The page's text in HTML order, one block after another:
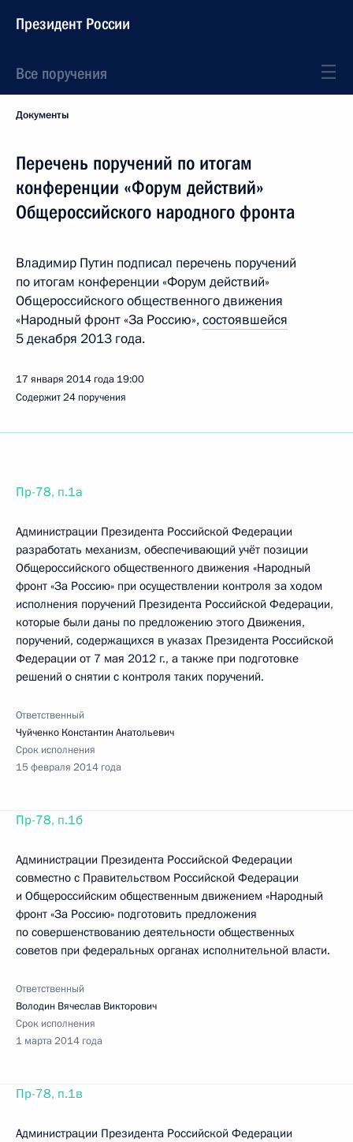
Президент России
Все поручения
Документы
Перечень поручений по итогам
конференции «Форум действий»
Общероссийского народного фронта
Владимир Путин подписал перечень поручений
по итогам конференции «Форум действий»
Общероссийского общественного движения
«Народный фронт «За Россию»,состоявшейся
5 декабря 2013 года.
17 января 2014 года 19:00
Содержит 24 поручения
Пр-78, п.1а
Администрации Президента Российской Федерации
разработать механизм, обеспечивающий учёт позиции
Общероссийского общественного движения «Народный
фронт «За Россию» при осуществлении контроля за ходом
исполнения поручений Президента Российской Федерации,
которые были даны по предложению этого Движения,
поручений, содержащихся в указах Президента Российской
Федерации от 7 мая 2012 г., а также при подготовке
решений о снятии с контроля таких поручений.
Ответственный
Чуйченко Константин Анатольевич
Срок исполнения
15 февраля 2014 года
Пр-78, п.1б
Администрации Президента Российской Федерации
совместно с Правительством Российской Федерации
и Общероссийским общественным движением «Народный
фронт «За Россию» подготовить предложения
по совершенствованию деятельности общественных
советов при федеральных органах исполнительной власти.
Ответственный
Володин Вячеслав Викторович
Срок исполнения
1 марта 2014 года
Пр-78, п.1в
Администрации Президента Российской Федерации